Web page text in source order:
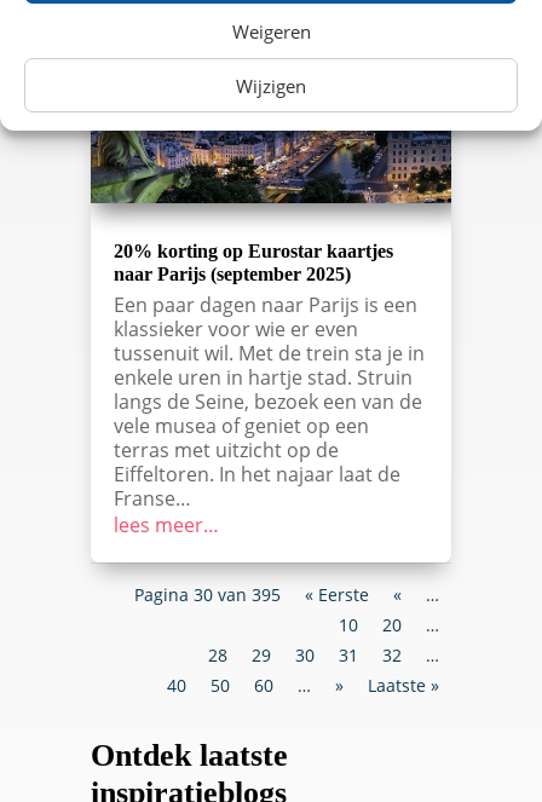
Weigeren
Wijzigen
20% korting op Eurostar kaartjes
naar Parijs (september 2025)
Een paar dagen naar Parijs is een
klassieker voor wie er even
tussenuit wil. Met de trein sta je in
enkele uren in hartje stad. Struin
langs de Seine, bezoek een van de
vele musea of geniet op een
terras met uitzicht op de
Eiffeltoren. In het najaar laat de
Franse…
lees meer…
Pagina 30 van 395 « Eerste «
…
10
20
…
28
29 30 31 32
…
40
50 60 … » Laatste »
Ontdek laatste
inspiratieblogs